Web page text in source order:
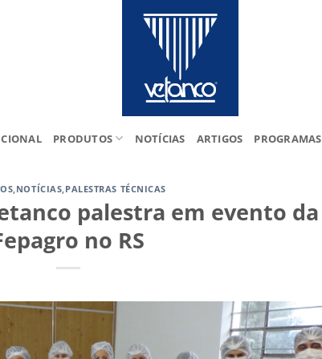
PRODUTOS NOTÍCIAS ARTIGOS PROGRAMAS
,NOTÍCIAS,PALESTRAS TÉCNICAS
palestra em evento da
no RS